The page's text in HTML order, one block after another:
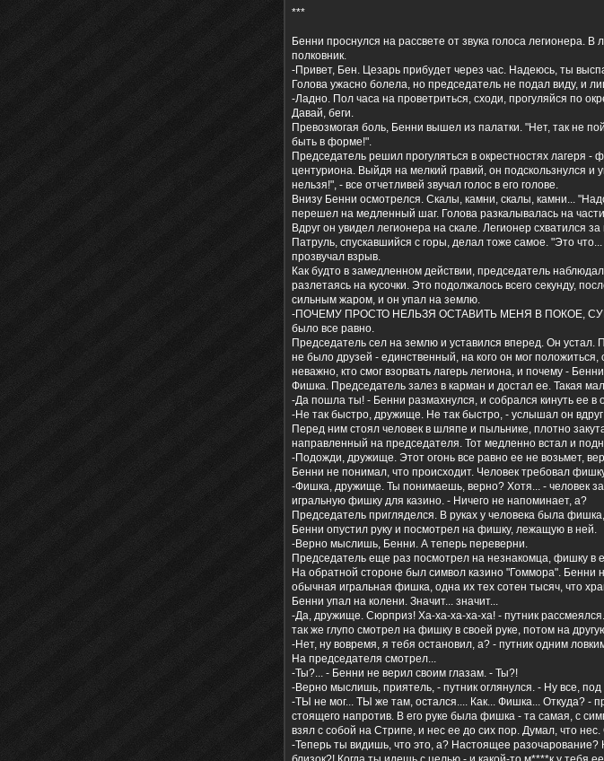
***
Бенни проснулся на рассвете от звука голоса легионера.
полковник.
-Привет, Бен. Цезарь прибудет через час. Надеюсь, ты
Голова ужасно болела, но председатель не подал виду, и
-Ладно. Пол часа на проветриться, сходи, прогуляйся по
Давай, беги.
Превозмогая боль, Бенни вышел из палатки. "Нет, так не
быть в форме!".
Председатель решил прогуляться в окрестностях лагеря -
центуриона. Выйдя на мелкий гравий, он подскользнулся и
нельзя!", - все отчетливей звучал голос в его голове.
Внизу Бенни осмотрелся. Скалы, камни, скалы, камни...
перешел на медленный шаг. Голова разкалывалась на
Вдруг он увидел легионера на скале. Легионер схватился
Патруль, спускавшийся с горы, делал тоже самое. "Это
прозвучал взрыв.
Как будто в замедленном действии, председатель
разлетаясь на кусочки. Это подолжалось всего секунду,
сильным жаром, и он упал на землю.
-ПОЧЕМУ ПРОСТО НЕЛЬЗЯ ОСТАВИТЬ МЕНЯ В ПОКОЕ,
было все равно.
Председатель сел на землю и уставился вперед. Он
не было друзей - единственный, на кого он мог
неважно, кто смог взорвать лагерь легиона, и почему -
Фишка. Председатель залез в карман и достал ее. Такая
-Да пошла ты! - Бенни размахнулся, и собрался кинуть ее в
-Не так быстро, дружище. Не так быстро, - услышал он
Перед ним стоял человек в шляпе и пыльнике, плотно
направленный на председателя. Тот медленно встал и
-Подожди, дружище. Этот огонь все равно ее не возьмет,
Бенни не понимал, что происходит. Человек требовал
-Фишка, дружище. Ты понимаешь, верно? Хотя... - человек
игральную фишку для казино. - Ничего не напоминает, а?
Председатель пригляделся. В руках у человека была
Бенни опустил руку и посмотрел на фишку, лежащую в ней.
-Верно мыслишь, Бенни. А теперь переверни.
Председатель еще раз посмотрел на незнакомца, фишку в
На обратной стороне был символ казино "Гоммора". Бенни
обычная игральная фишка, одна их тех сотен тысяч, что
Бенни упал на колени. Значит... значит...
-Да, дружище. Сюрприз! Ха-ха-ха-ха-ха! - путник
так же глупо смотрел на фишку в своей руке, потом на
-Нет, ну вовремя, я тебя остановил, а? - путник одним
На председателя смотрел...
-Ты?... - Бенни не верил своим глазам. - Ты?!
-Верно мыслишь, приятель, - путник оглянулся. - Ну все, под
-ТЫ не мог... ТЫ же там, остался.... Как... Фишка... Откуда? -
стоящего напротив. В его руке была фишка - та самая, с
взял с собой на Стрипе, и нес ее до сих пор. Думал, что
-Теперь ты видишь, что это, а? Настоящее разочарование?